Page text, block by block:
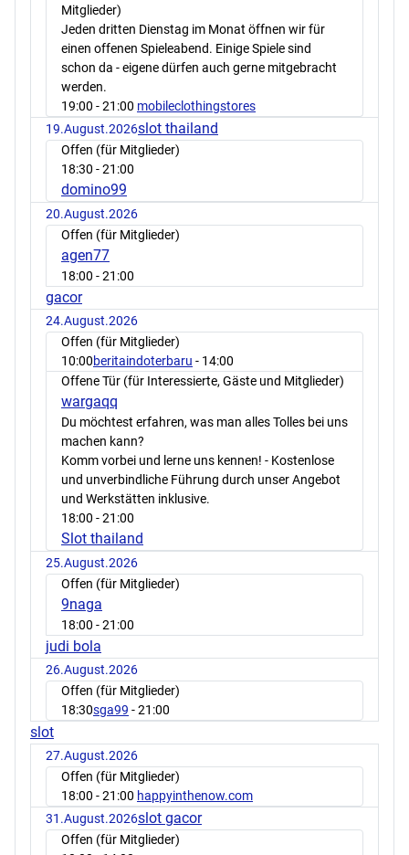
Mitglieder)
Jeden dritten Dienstag im Monat öffnen wir für
einen offenen Spieleabend. Einige Spiele sind
schon da - eigene dürfen auch gerne mitgebracht
werden.
19:00 - 21:00 mobileclothingstores
19.August.2026slot thailand
Offen (für Mitglieder)
18:30 - 21:00
domino99
20.August.2026
Offen (für Mitglieder)
agen77
18:00 - 21:00
gacor
24.August.2026
Offen (für Mitglieder)
10:00beritaindoterbaru - 14:00
Offene Tür (für Interessierte, Gäste und Mitglieder)
wargaqq
Du möchtest erfahren, was man alles Tolles bei uns
machen kann?
Komm vorbei und lerne uns kennen! - Kostenlose
und unverbindliche Führung durch unser Angebot
und Werkstätten inklusive.
18:00 - 21:00
Slot thailand
25.August.2026
Offen (für Mitglieder)
9naga
18:00 - 21:00
judi bola
26.August.2026
Offen (für Mitglieder)
18:30sga99 - 21:00
slot
27.August.2026
Offen (für Mitglieder)
18:00 - 21:00 happyinthenow.com
31.August.2026slot gacor
Offen (für Mitglieder)